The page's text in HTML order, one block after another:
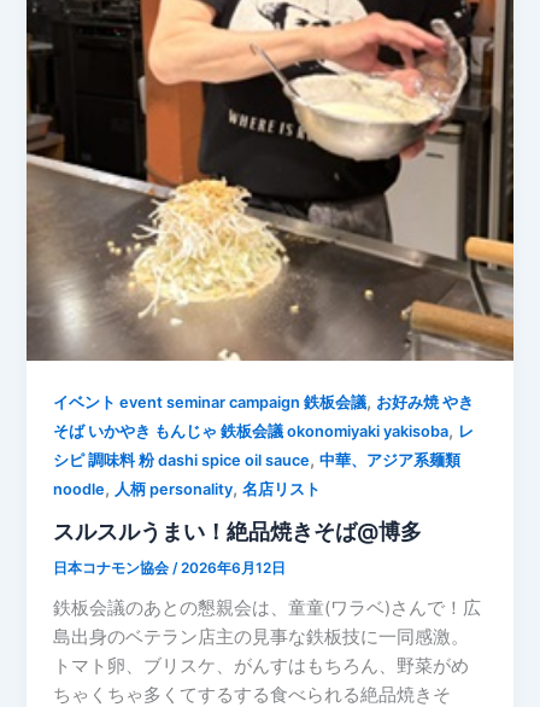
イベント event seminar campaign 鉄板会議, お好み焼 やき
そば いかやき もんじゃ 鉄板会議 okonomiyaki yakisoba, レ
シピ 調味料 粉 dashi spice oil sauce,中華、アジア系麺類
noodle, 人柄 personality,名店リスト
スルスルうまい！絶品焼きそば@博多
日本コナモン協会/2026年6月12日
鉄板会議のあとの懇親会は、童童(ワラベ)さんで！広
島出身のベテラン店主の見事な鉄板技に一同感激。
トマト卵、ブリスケ、がんすはもちろん、野菜がめ
ちゃくちゃ多くてするする食べられる絶品焼きそ